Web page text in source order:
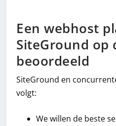
Een webhost
SiteGround op
beoordeeld
SiteGround en
volgt:
We willen de beste